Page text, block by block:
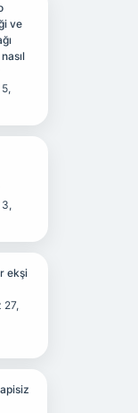
ve
nasıl
3,
ekşi
27,